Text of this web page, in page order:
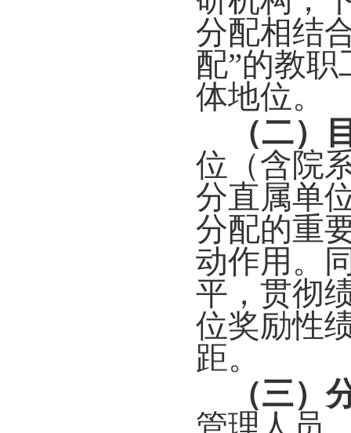
分配相结
配”的教
体地位。
（二）
位（含院
分直属单
分配的重
动作用。
平，贯彻
位奖励性
距。
（三）